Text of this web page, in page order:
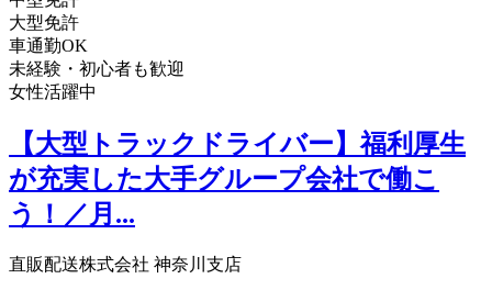
大型免許
車通勤OK
未経験・初心者も歓迎
女性活躍中
【大型トラックドライバー】福利厚生
が充実した大手グループ会社で働こ
う！／月...
直販配送株式会社 神奈川支店